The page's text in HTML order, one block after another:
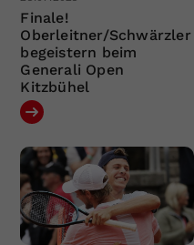
Finale!
Oberleitner/Schwärzler
begeistern beim
Generali Open
Kitzbühel